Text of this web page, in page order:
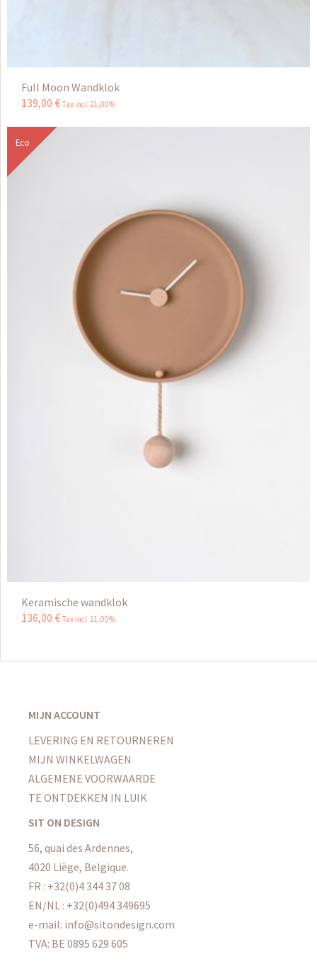
Full Moon Wandklok
139,00 € Tax incl 21,00%
Eco
Keramische wandklok
136,00 € Tax incl 21,00%
MIJN ACCOUNT
LEVERING EN RETOURNEREN
MIJN WINKELWAGEN
ALGEMENE VOORWAARDE
TE ONTDEKKEN IN LUIK
SIT ON DESIGN
56, quai des Ardennes,
4020 Liège, Belgique.
FR : +32(0)4 344 37 08
EN/NL : +32(0)494 349695
e-mail: info@sitondesign.com
TVA: BE 0895 629 605